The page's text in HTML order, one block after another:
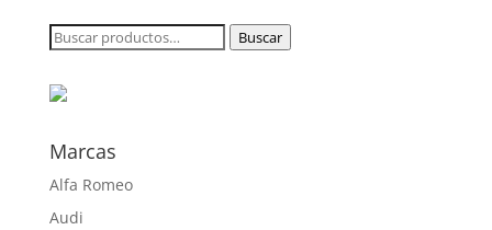
desde
225,72 €
Buscar
Buscar
Marcas
Alfa Romeo
Audi